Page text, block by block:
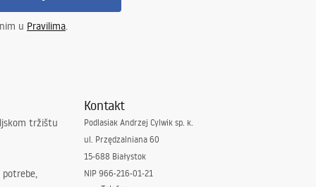
u Pravilima.
tržištu
potrebe,
Kontakt
Podlasiak Andrzej Cylwik sp. k.
ul. Przędzalniana 60
15-688 Białystok
NIP 966-216-01-21